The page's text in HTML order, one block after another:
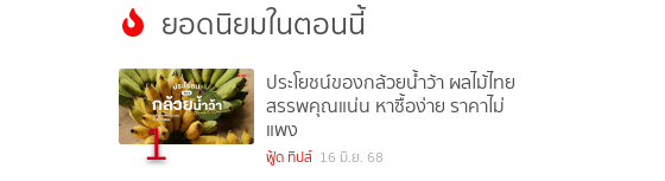
ยอดนิยมในตอนนี้
1
ประโยชน์ของกล้วยน้ำว้า ผลไม้ไทย
สรรพคุณแน่น หาซื้อง่าย ราคาไม่
แพง
ฟู้ด ทิปส์ 16 มิ.ย. 68